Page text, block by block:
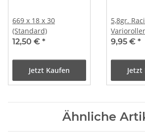
669 x 18 x 30
(Standard)
12,50 € *
Jetzt Kaufen
5,8gr.
- NARAKU
9,95 € *
Jetzt
Ähnliche